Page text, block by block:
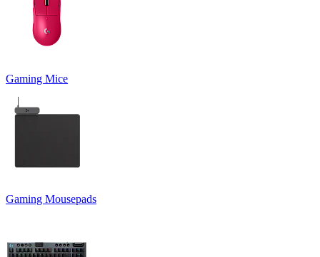
Gaming Mice
Gaming Mousepads